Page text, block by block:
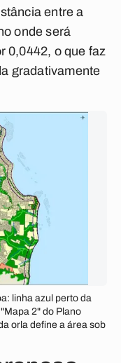
entre a
onde será
0,0442, o que faz
gradativamente
linha azul perto da
2" do Plano
orla define a área sob